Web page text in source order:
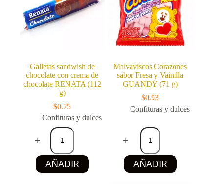
Galletas sandwish de
chocolate con crema de
chocolate RENATA (112
g)
$0.75
Confituras y dulces
Galletas
sandwish
de
chocolate
con
crema
AÑADIR
Malvaviscos Corazones
sabor Fresa y Vainilla
GUANDY (71 g)
$0.93
Confituras y dulces
Malvaviscos
Corazones
sabor
Fresa
y
Vainilla
AÑADIR